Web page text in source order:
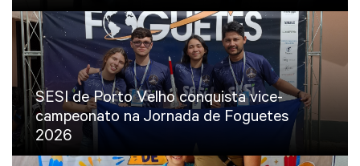
SESI de Porto Velho conquista vice-
campeonato na Jornada de Foguetes
2026